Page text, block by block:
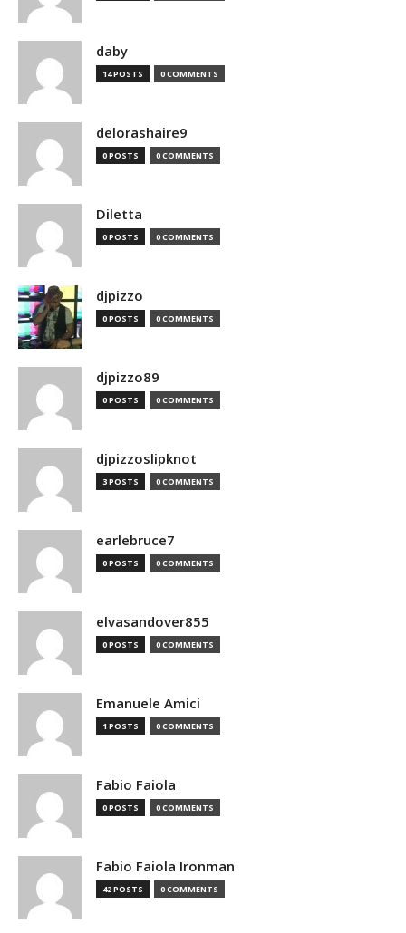
daby
14 POSTS 0 COMMENTS
delorashaire9
0 POSTS 0 COMMENTS
Diletta
0 POSTS 0 COMMENTS
djpizzo
0 POSTS 0 COMMENTS
djpizzo89
0 POSTS 0 COMMENTS
djpizzoslipknot
3 POSTS 0 COMMENTS
earlebruce7
0 POSTS 0 COMMENTS
elvasandover855
0 POSTS 0 COMMENTS
Emanuele Amici
1 POSTS 0 COMMENTS
Fabio Faiola
0 POSTS 0 COMMENTS
Fabio Faiola Ironman
42 POSTS 0 COMMENTS